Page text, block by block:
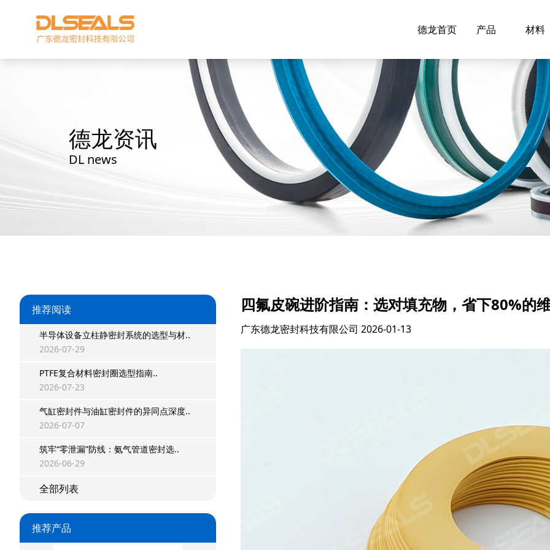
德龙首页 产品 材料
德龙资讯
DL news
推荐阅读
半导体设备立柱静密封系统的选型与材..
2026-07-29
PTFE复合材料密封圈选型指南..
2026-07-23
气缸密封件与油缸密封件的异同点深度..
2026-07-07
筑牢“零泄漏”防线：氨气管道密封选..
2026-06-29
全部列表
推荐产品
四氟皮碗进阶指南：选对填充物，省下80%的
广东德龙密封科技有限公司 2026-01-13